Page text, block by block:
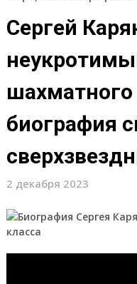
Сергей
биография
2 декабря 2023